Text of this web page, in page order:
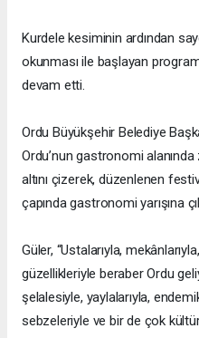
Kurdele kesiminin ardından
okunması ile başlayan
devam etti.
Ordu Büyükşehir Belediye
Ordu’nun gastronomi
altını çizerek, düzenlenen
çapında gastronomi yarışına
Güler, “Ustalarıyla,
güzellikleriyle beraber Ordu
şelalesiyle, yaylalarıyla,
sebzeleriyle ve bir de çok